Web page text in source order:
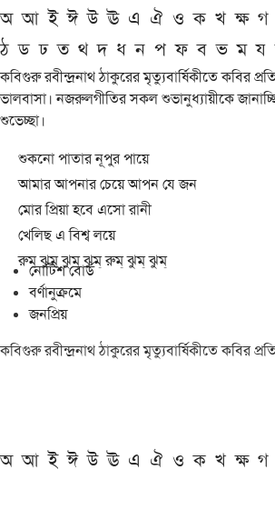
অ আ ই ঈ উ ঊ এ ঐ ও ক খ ক্ষ গ
ঠ ড ঢ ত থ দ ধ ন প ফ ব ভ ম য
কবিগুরু রবীন্দ্রনাথ ঠাকুরের মৃত্যুবার্ষিকীতে কবির
ভালবাসা। নজরুলগীতির সকল শুভানুধ্যায়ীকে
শুভেচ্ছা।
শুকনো পাতার নূপুর পায়ে
আমার আপনার চেয়ে আপন যে জন
মোর প্রিয়া হবে এসো রানী
খেলিছ এ বিশ্ব লয়ে
রুম্ ঝুম্ ঝুম্ ঝুম্ রুম্ ঝুম্ ঝুম্
নোটিশ বোর্ড
বর্ণানুক্রমে
জনপ্রিয়
কবিগুরু রবীন্দ্রনাথ ঠাকুরের মৃত্যুবার্ষিকীতে কবির
অ আ ই ঈ উ ঊ এ ঐ ও ক খ ক্ষ গ